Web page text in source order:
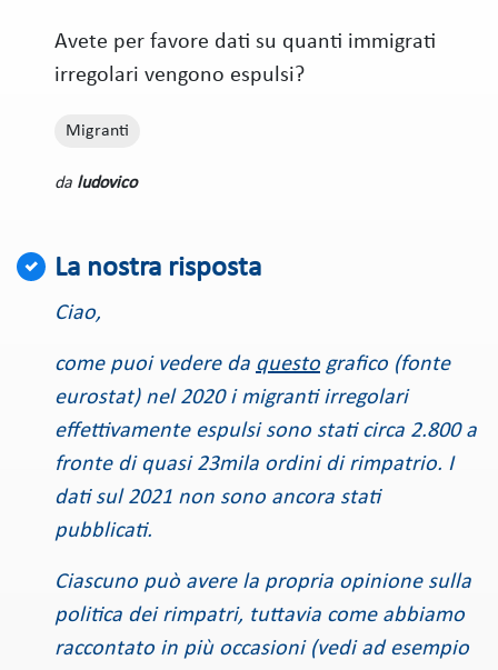
Avete per favore dati su quanti immigrati
irregolari vengono espulsi?
Migranti
ludovico
La nostra risposta
Ciao,
come puoi vedere da questo grafico (fonte
eurostat) nel 2020 i migranti irregolari
effettivamente espulsi sono stati circa 2.800 a
fronte di quasi 23mila ordini di rimpatrio. I
dati sul 2021 non sono ancora stati
pubblicati.
Ciascuno può avere la propria opinione sulla
politica dei rimpatri, tuttavia come abbiamo
raccontato in più occasioni (vedi ad esempio